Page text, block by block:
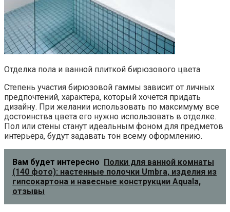
Отделка пола и ванной плиткой бирюзового цвета
Степень участия бирюзовой гаммы зависит от личных
предпочтений, характера, который хочется придать
дизайну. При желании использовать по максимуму все
достоинства цвета его нужно использовать в отделке.
Пол или стены станут идеальным фоном для предметов
интерьера, будут задавать тон всему оформлению.
Вам будет интересно Полки для ванной комнаты
(140 фото): настенные полочки Umbra, изделия из
гипсокартона и навесные конструкции Aquala,
отзывы